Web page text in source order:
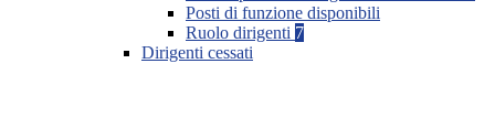
Posti di funzione disponibili
Ruolo dirigenti 7
Dirigenti cessati